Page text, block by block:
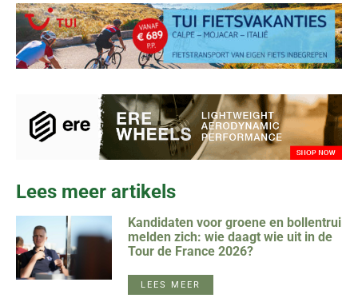
Lees meer artikels
Kandidaten voor groene en bollentrui
melden zich: wie daagt wie uit in de
Tour de France 2026?
LEES MEER